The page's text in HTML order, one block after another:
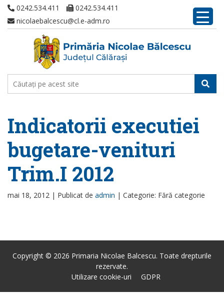
0242.534.411
0242.534.411
nicolaebalcescu@cl.e-adm.ro
Indicatorii executiei
bugetare-venituri
Trim.I 2012
mai 18, 2012 | Publicat de admin | Categorie: Fără categorie
Copyright © 2026 Primaria Nicolae Balcescu. Toate drepturile
rezervate.
Utilizare cookie-uri
GDPR